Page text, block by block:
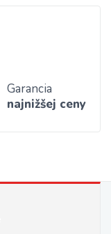
Garancia
najnižšej ceny